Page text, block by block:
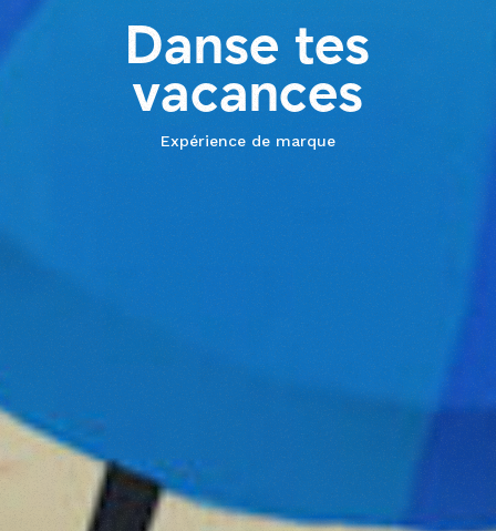
Danse tes
vacances
Expérience de marque